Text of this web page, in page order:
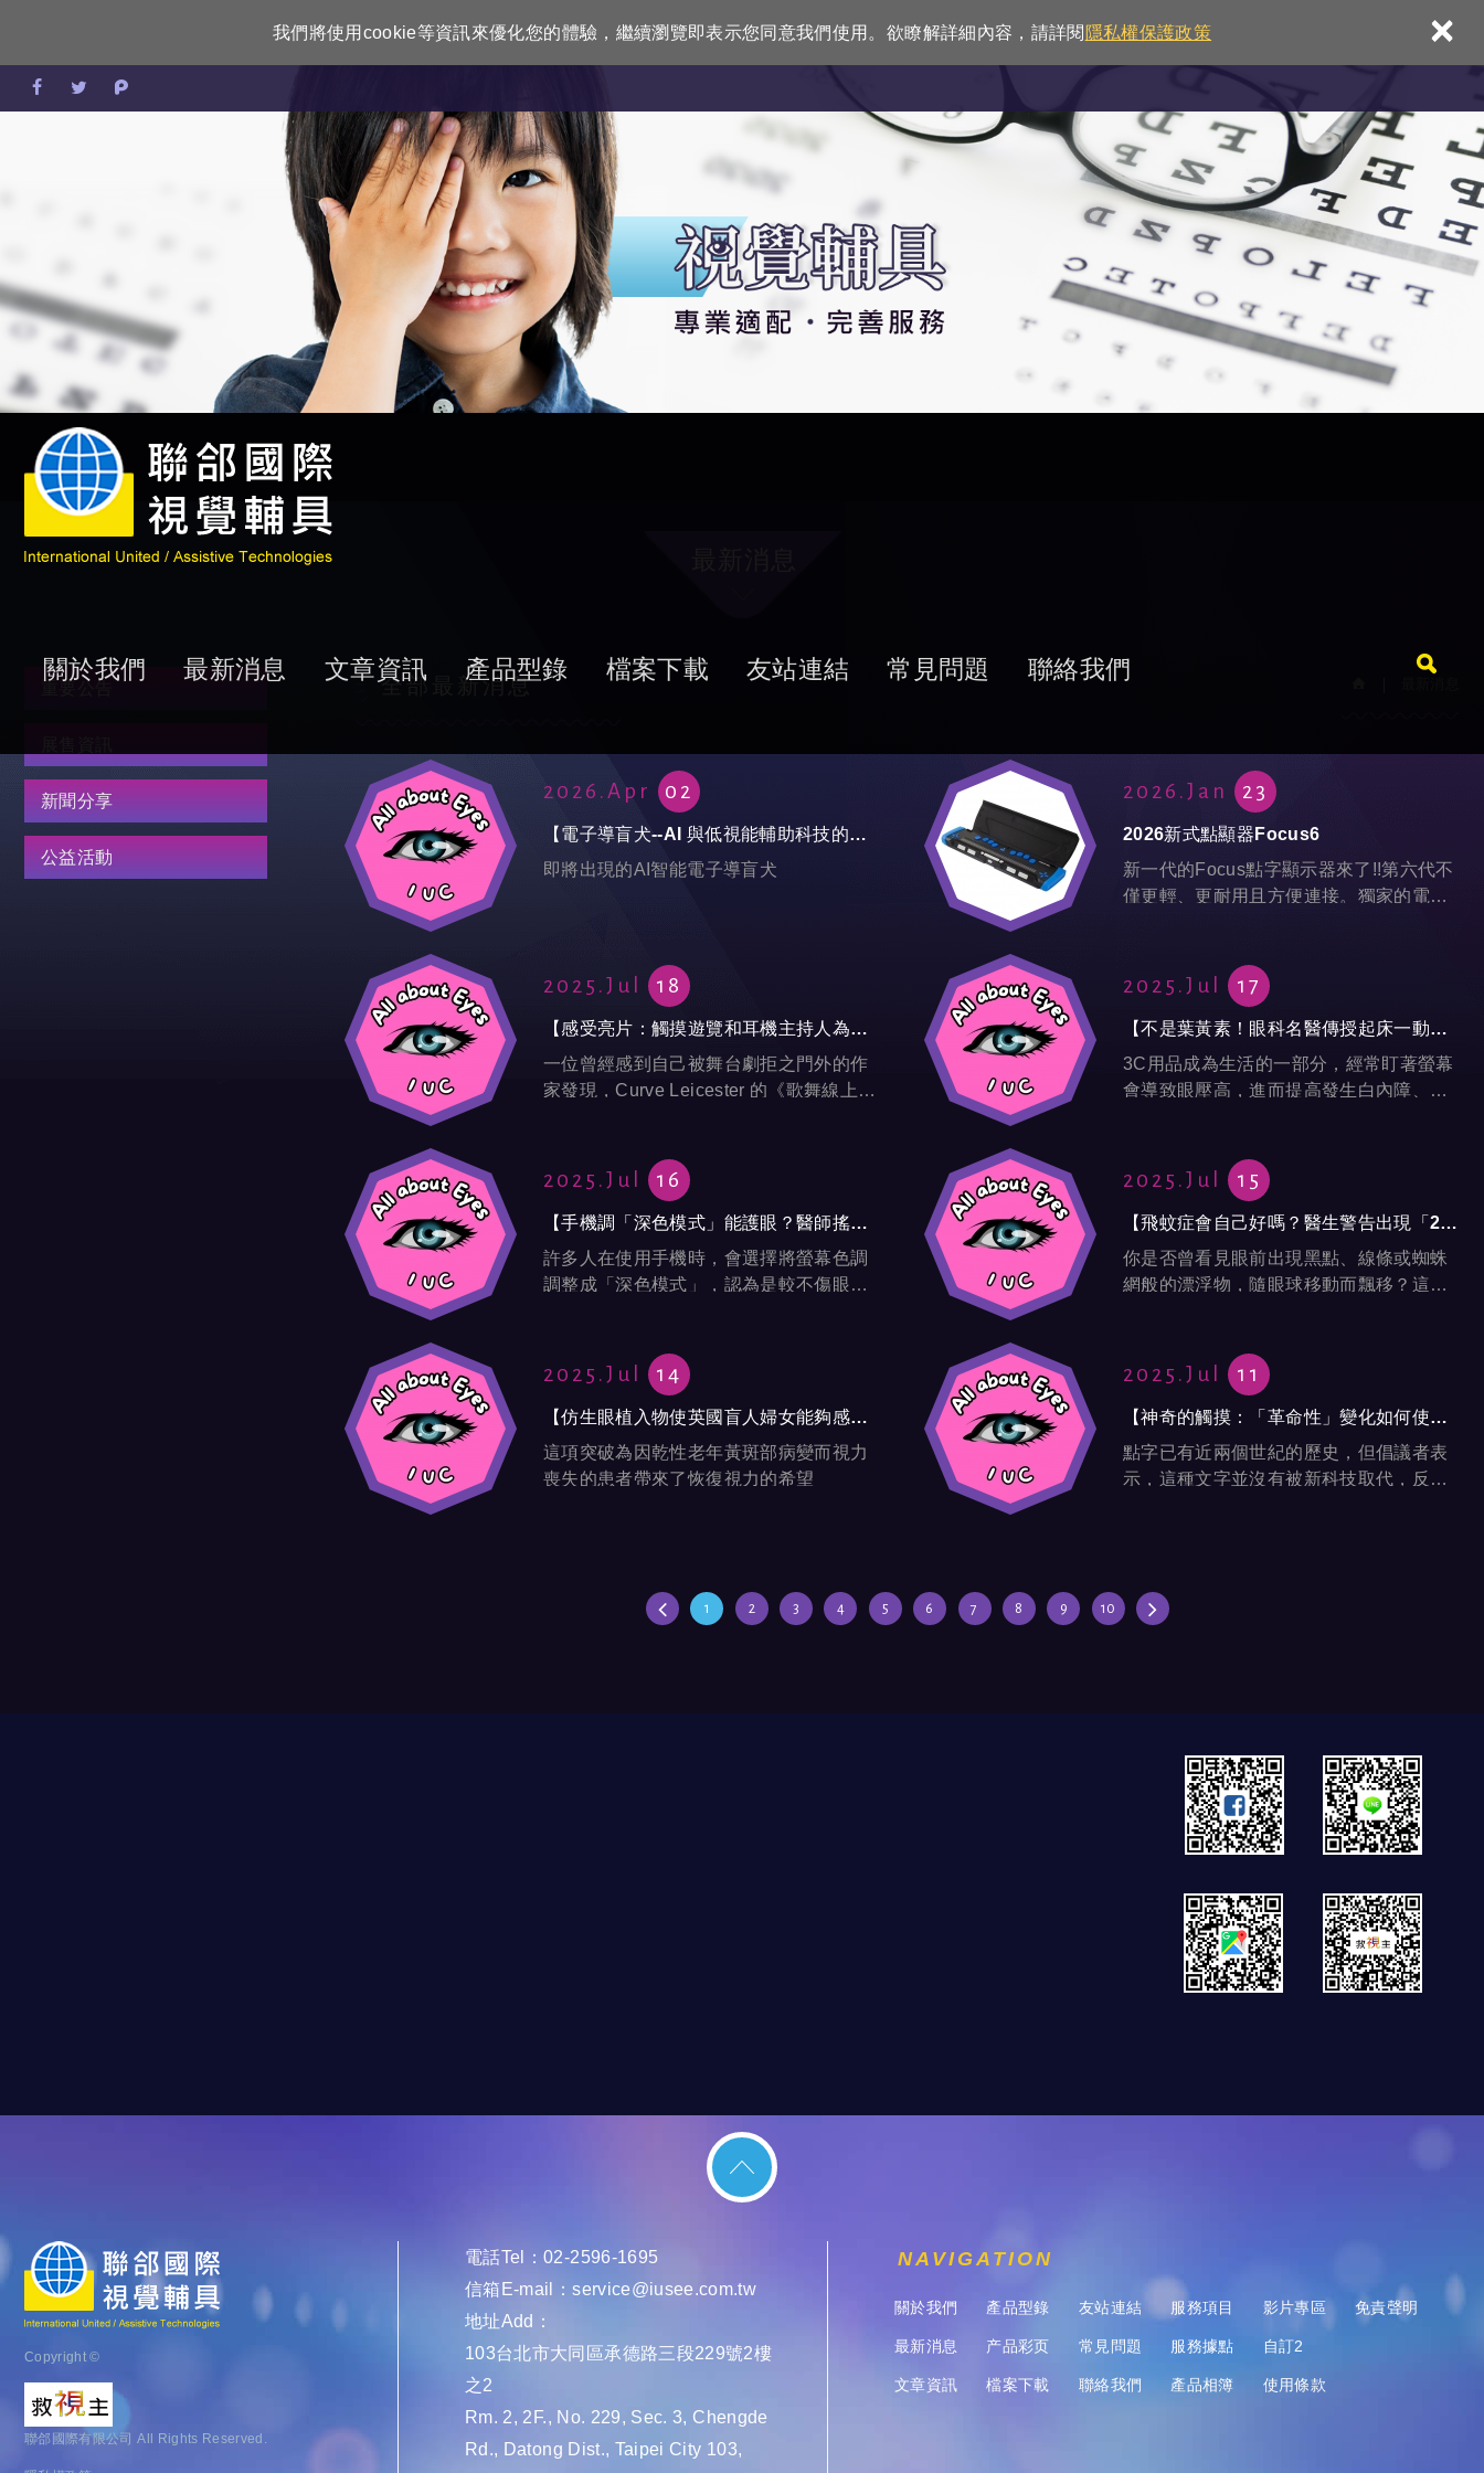
我們將使用cookie等資訊來優化您的體驗，繼續瀏覽即表示您同意我們使用。欲瞭解詳細內容，請詳閱 隱私權保護政策 ×
關於我們 最新消息 文章資訊 產品型錄 檔案下載 友站連結 常見問題 聯絡我們
重要公告
新聞分享
公益活動
全部最新消息
2026.Apr 02
【電子導盲犬--AI 與低視能輔助科技的結合】
即將出現的AI智能電子導盲犬
2026.Jan 23
2026新式點顯器Focus6
新一代的Focus點字顯示器來了!!第六代不
僅更輕、更耐用且方便連接。獨家的電池
經典機種2026年重磅...
2025.Jul 18
【感受亮片：觸摸遊覽和耳機主持人為視障觀眾帶來震撼體驗】---Guardian
一位曾經感到自己被舞台劇拒之門外的作
家發現，Curve Leicester 的《歌舞線上》
2025.Jul 17
【不是葉黃素！眼科名醫傳授起床一動作 保護眼力好重要】---元氣網
3C用品成為生活的一部分，經常盯著螢幕
會導致眼壓高，進而提高發生白內障、青
2025.Jul 16
【手機調「深色模式」能護眼？醫師搖頭曝真相：更傷眼恐引發2病症】---風傳媒
許多人在使用手機時，會選擇將螢幕色調
調整成「深色模式」，認為是較不傷眼，
深色模式會讓更多光線進入眼睛，長期
2025.Jul 15
【飛蚊症會自己好嗎？醫生警告出現「2大症狀」不能拖，釀成視網膜剝離恐失明】---風傳媒
你是否曾看見眼前出現黑點、線條或蜘蛛
網般的漂浮物，隨眼球移動而飄移？這可
2025.Jul 14
【仿生眼植入物使英國盲人婦女能夠感知視覺訊號】---Guadian
這項突破為因乾性老年黃斑部病變而視力
喪失的患者帶來了恢復視力的希望
2025.Jul 11
【神奇的觸摸：「革命性」變化如何使點字比以往更好】---Guardian
點字已有近兩個世紀的歷史，但倡議者表
示，這種文字並沒有被新科技取代，反而
1 2 3 4 5 6 7 8 9 10
Copyright ©
聯郃國際有限公司 All Rights Reserved.
電話Tel：02-2596-1695
信箱E-mail：service@iusee.com.tw
地址Add：
103台北市大同區承德路三段229號2樓
之2
Rm. 2, 2F., No. 229, Sec. 3, Chengde
Rd., Datong Dist., Taipei City 103,
NAVIGATION
關於我們
最新消息
文章資訊
產品型錄
产品彩页
檔案下載
友站連結
常見問題
聯絡我們
服務項目
服務據點
產品相簿
影片專區
自訂2
使用條款
免責聲明